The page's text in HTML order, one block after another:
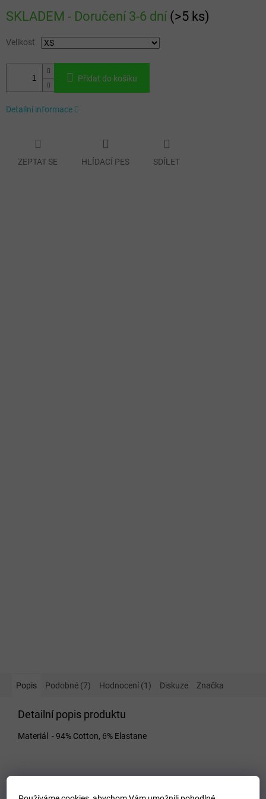
cena:
SKLADEM - Doručení 3-6 dní (>5 ks)
Velikost
Přidat do košíku
Detailní informace
ZEPTAT SE HLÍDACÍ PES SDÍLET
Popis Podobné (7) Hodnocení (1) Diskuze Značka
Detailní popis produktu
Materiál - 94% Cotton, 6% Elastane